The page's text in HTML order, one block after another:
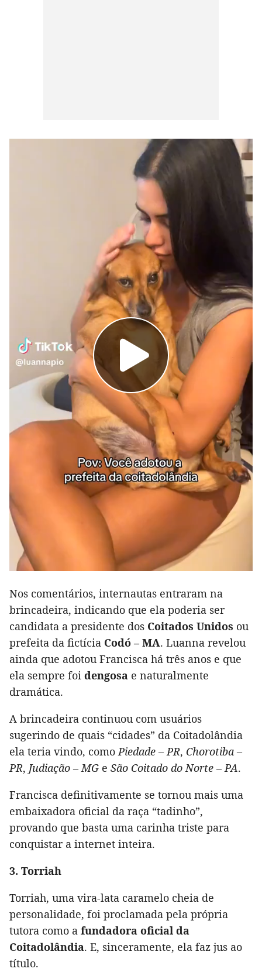
Nos comentários, internautas entraram na
brincadeira, indicando que ela poderia ser
candidata a presidente dos Coitados Unidos ou
prefeita da fictícia Codó – MA. Luanna revelou
ainda que adotou Francisca há três anos e que
ela sempre foi dengosa e naturalmente
dramática.
A brincadeira continuou com usuários
sugerindo de quais “cidades” da Coitadolândia
ela teria vindo, comoPiedade – PR, Chorotiba –
PR, Judiação – MG e São Coitado do Norte – PA.
Francisca definitivamente se tornou mais uma
embaixadora oficial da raça “tadinho”,
provando que basta uma carinha triste para
conquistar a internet inteira.
3. Torriah
Torriah, uma vira-lata caramelo cheia de
personalidade, foi proclamada pela própria
tutora como a fundadora oficial da
Coitadolândia. E, sinceramente, ela faz jus ao
título.